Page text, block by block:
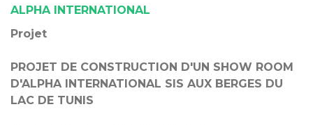
ALPHA INTERNATIONAL
Projet
PROJET DE CONSTRUCTION D'UN SHOW ROOM
D'ALPHA INTERNATIONAL SIS AUX BERGES DU
LAC DE TUNIS